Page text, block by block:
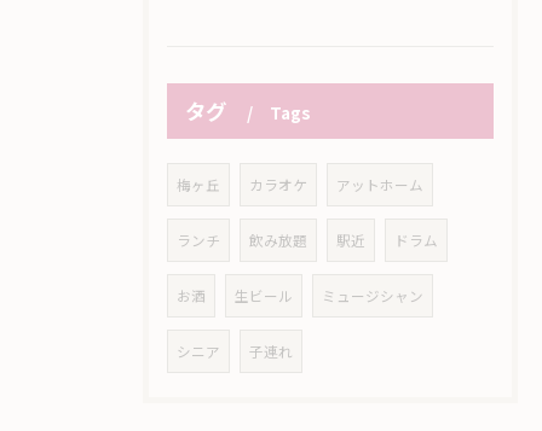
タグ Tags
梅ヶ丘 カラオケ アットホーム
ランチ 飲み放題 駅近 ドラム
お酒 生ビール ミュージシャン
シニア 子連れ